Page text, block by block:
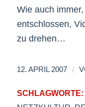
Wie auch
entschlossen,
zu drehen…
12. APRIL 2007 /
SCHLAGWORTE: